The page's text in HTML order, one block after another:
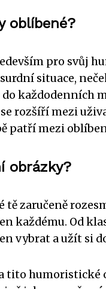
oblíbené?
pro svůj
situace,
každodenních
rozšíří mezi
patří mezi
obrázky?
zaručeně
každému. Od
vybrat a užít si
tito humoristické